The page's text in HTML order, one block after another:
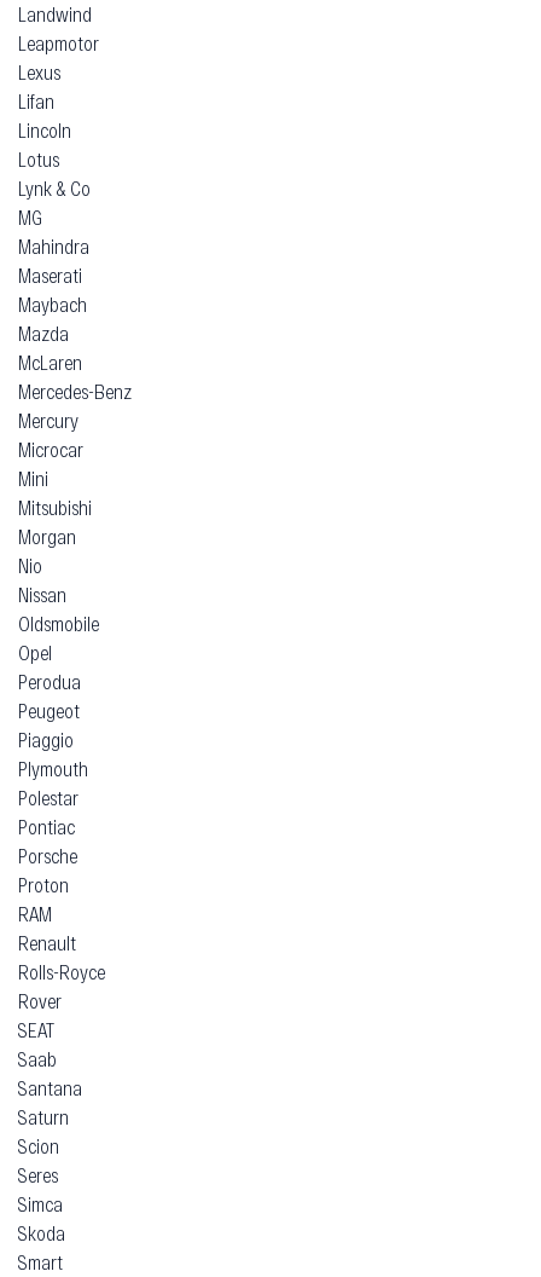
Landwind
Leapmotor
Lexus
Lifan
Lincoln
Lotus
Lynk & Co
MG
Mahindra
Maserati
Maybach
Mazda
McLaren
Mercedes-Benz
Mercury
Microcar
Mini
Mitsubishi
Morgan
Nio
Nissan
Oldsmobile
Opel
Perodua
Peugeot
Piaggio
Plymouth
Polestar
Pontiac
Porsche
Proton
RAM
Renault
Rolls-Royce
Rover
SEAT
Saab
Santana
Saturn
Scion
Seres
Simca
Skoda
Smart